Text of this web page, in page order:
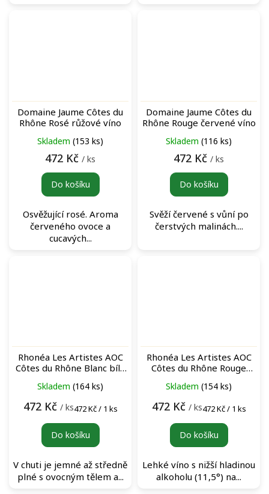
Domaine Jaume Côtes du
Rhône Rosé růžové víno
Skladem (153 ks)
472 Kč / ks
Do košíku
Osvěžující rosé. Aroma
červeného ovoce a
cucavých...
Domaine Jaume Côtes du
Rhône Rouge červené víno
Skladem (116 ks)
472 Kč / ks
Do košíku
Svěží červené s vůní po
čerstvých malinách....
Rhonéa Les Artistes AOC
Côtes du Rhône Blanc bílé
Skladem (164 ks)
472 Kč / ksMěrná
472 Kč / 1 ks
Do košíku
V chuti je jemné až středně
plné s ovocným tělem a...
Rhonéa Les Artistes AOC
Côtes du Rhône Rouge
Skladem (154 ks)
472 Kč / ksMěrná
472 Kč / 1 ks
Do košíku
Lehké víno s nižší hladinou
alkoholu (11,5°) na...